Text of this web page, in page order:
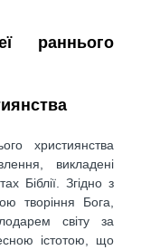
раннього
християнства
викладені
Біблії. Згідно з
творіння Бога,
світу за
істотою, що